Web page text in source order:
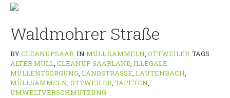
Waldmohrer Straße
BYCLEANUPSAAR IN MÜLL SAMMELN, OTTWEILER TAGS
ALTER MÜLL, CLEANUP SAARLAND, ILLEGALE
MÜLLENTSORGUNG, LANDSTRASSE , LAUTENBACH,
MÜLLSAMMELN, OTTWEILER, TAPETEN,
UMWELTVERSCHMUTZUNG